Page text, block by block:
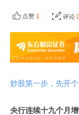
点赞 1 评论
炒股第一步，先开
央行连续十九个月